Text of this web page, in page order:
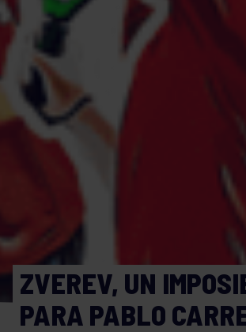
ZVEREV, UN
PARA PABLO